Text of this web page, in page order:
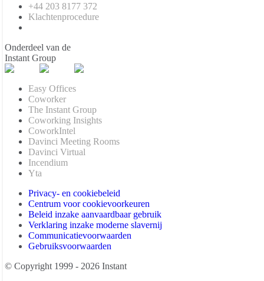
+44 203 8177 372
Klachtenprocedure
Onderdeel van de
Instant Group
Easy Offices
Coworker
The Instant Group
Coworking Insights
CoworkIntel
Davinci Meeting Rooms
Davinci Virtual
Incendium
Yta
Privacy- en cookiebeleid
Centrum voor cookievoorkeuren
Beleid inzake aanvaardbaar gebruik
Verklaring inzake moderne slavernij
Communicatievoorwaarden
Gebruiksvoorwaarden
© Copyright 1999 - 2026 Instant